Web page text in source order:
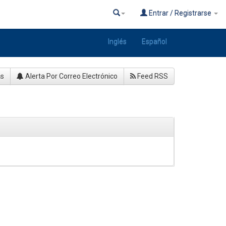
Entrar / Registrarse
Inglés Español
Alerta Por Correo Electrónico Feed RSS